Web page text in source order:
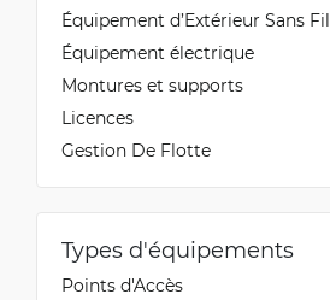
Équipement d’Extérieur Sans Fil
Équipement électrique
Montures et supports
Licences
Gestion De Flotte
Types d'équipements
Points d'Accès